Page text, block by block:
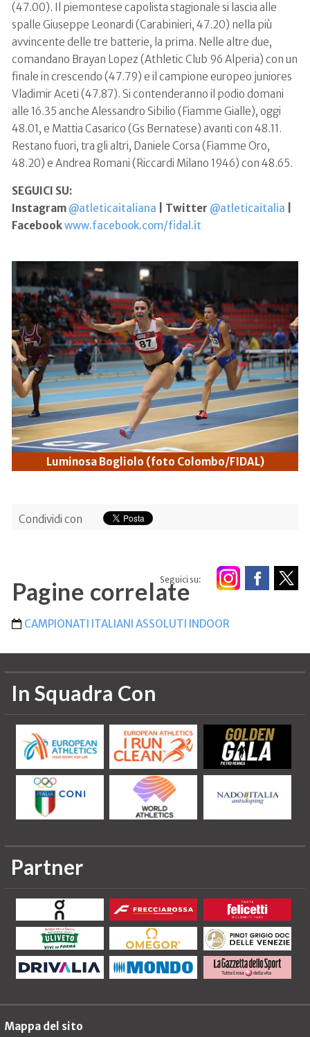
(47.00). Il piemontese capolista stagionale si lascia alle
spalle Giuseppe Leonardi (Carabinieri, 47.20) nella più
avvincente delle tre batterie, la prima. Nelle altre due,
comandano Brayan Lopez (Athletic Club 96 Alperia) con un
finale in crescendo (47.79) e il campione europeo juniores
Vladimir Aceti (47.87). Si contenderanno il podio domani
alle 16.35 anche Alessandro Sibilio (Fiamme Gialle), oggi
48.01, e Mattia Casarico (Gs Bernatese) avanti con 48.11.
Restano fuori, tra gli altri, Daniele Corsa (Fiamme Oro,
48.20) e Andrea Romani (Riccardi Milano 1946) con 48.65.
SEGUICI SU:
Instagram @atleticaitaliana | Twitter @atleticaitalia
Facebookwww.facebook.com/fidal.it
Luminosa Bogliolo (foto Colombo/FIDAL)
Condividi con
Seguici su:
Pagine correlate
CAMPIONATI ITALIANI ASSOLUTI INDOOR
In Squadra Con
Partner
Mappa del sito